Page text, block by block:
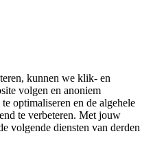
kunnen we klik- en
volgen en anoniem
optimaliseren en de algehele
te verbeteren. Met jouw
volgende diensten van derden